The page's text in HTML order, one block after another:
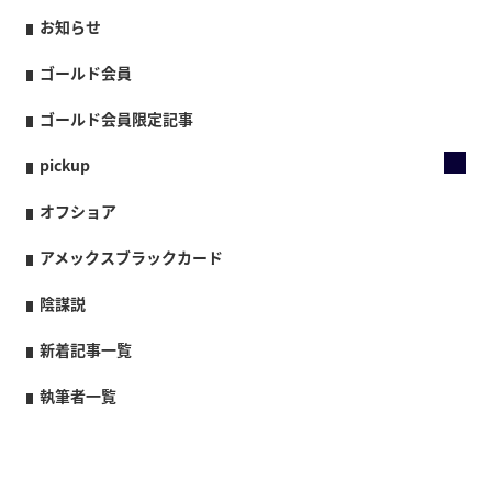
お知らせ
ゴールド会員
ゴールド会員限定記事
pickup
オフショア
アメックスブラックカード
陰謀説
新着記事一覧
執筆者一覧